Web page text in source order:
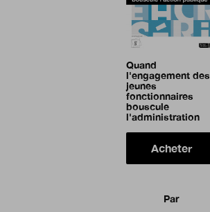
Quand
l'engagement des
jeunes
fonctionnaires
bouscule
l'administration
Acheter
Par